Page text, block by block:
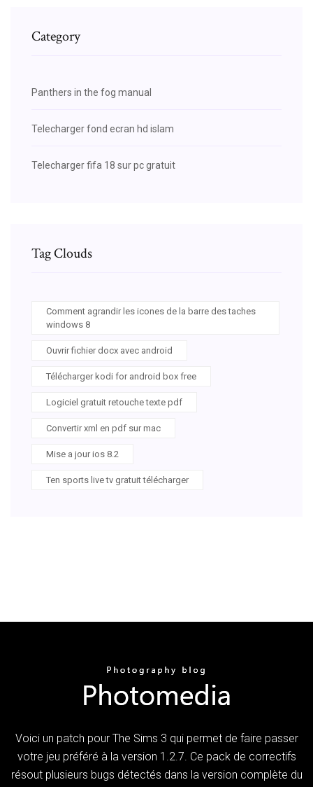
Category
Panthers in the fog manual
Telecharger fond ecran hd islam
Telecharger fifa 18 sur pc gratuit
Tag Clouds
Comment agrandir les icones de la barre des taches
windows 8
Ouvrir fichier docx avec android
Télécharger kodi for android box free
Logiciel gratuit retouche texte pdf
Convertir xml en pdf sur mac
Mise a jour ios 8.2
Ten sports live tv gratuit télécharger
Voici un patch pour The Sims 3 qui permet de faire passer
votre jeu préféré à la version 1.2.7. Ce pack de correctifs
résout plusieurs bugs détectés dans la version complète du